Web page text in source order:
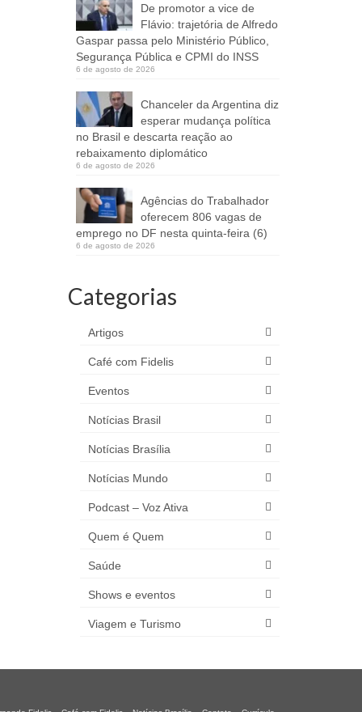
De promotor a vice de
Flávio: trajetória de Alfredo
Gaspar passa pelo Ministério Público,
Segurança Pública e CPMI do INSS
6 de agosto de 2026
Chanceler da Argentina diz
esperar mudança política
no Brasil e descarta reação ao
rebaixamento diplomático
6 de agosto de 2026
Agências do Trabalhador
oferecem 806 vagas de
emprego no DF nesta quinta-feira (6)
6 de agosto de 2026
Categorias
Artigos
Café com Fidelis
Eventos
Notícias Brasil
Notícias Brasília
Notícias Mundo
Podcast – Voz Ativa
Quem é Quem
Saúde
Shows e eventos
Viagem e Turismo